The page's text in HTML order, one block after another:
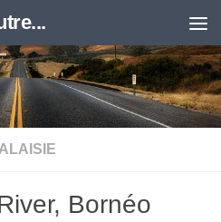
Bornéo